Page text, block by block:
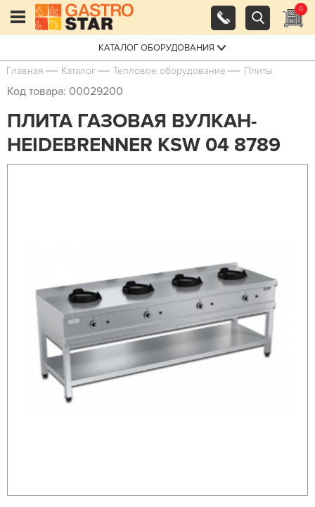
0
КАТАЛОГ ОБОРУДОВАНИЯ
Главная Каталог Тепловое оборудование Плиты
Код товара: 00029200
ПЛИТА ГАЗОВАЯ ВУЛКАН-
HEIDEBRENNER KSW 04 8789